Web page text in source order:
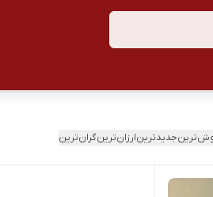
جدیدترینارزان‌ترینگران‌ترین